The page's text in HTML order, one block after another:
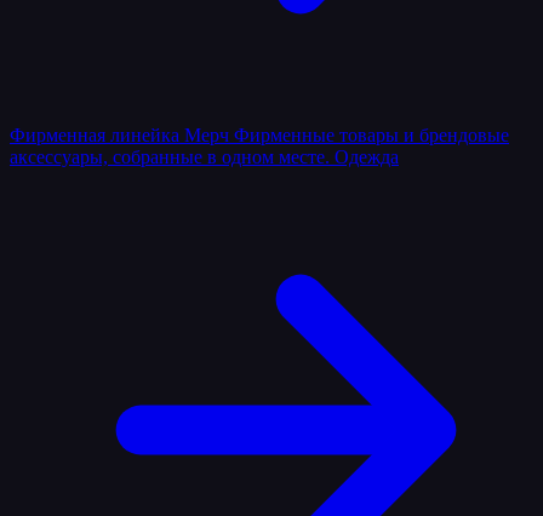
Фирменная линейка Мерч Фирменные товары и брендовые
аксессуары, собранные в одном месте. Одежда